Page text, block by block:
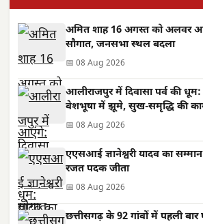
अमित शाह 16 अगस्त को अलवर
सौगात, जनसभा स्थल बदला
📅 08 Aug 2026
आलीराजपुर में दिवासा पर्व की धूम:
वेशभूषा में झूमे, सुख-समृद्धि की
📅 08 Aug 2026
एएसआई ज्ञानेश्वरी यादव का
रजत पदक जीता
📅 08 Aug 2026
छत्तीसगढ़ के 92 गांवों में पहली बार